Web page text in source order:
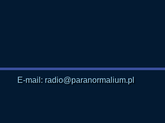
E-mail: radio@paranormalium.pl